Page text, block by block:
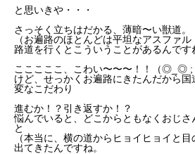
と思いきや・・・
さっそく立ちはだかる、薄暗〜い獣道。
（お遍路のほとんどは平坦なアスファ
路道を行くとこういうことがあるんです
こここここ、こわい〜〜〜！！（◎_◎ ;
けど、せっかくお遍路にきたんだから
変なこだわり
進むか！？引き返すか！？
悩んでいると、どこからともなくおじさ
と
（本当に、横の道からヒョイヒョイと目
出てきたんですね。